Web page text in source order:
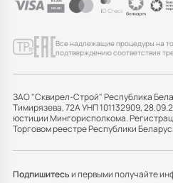
Все надлежащие процедуры на
подтверждению соответствия
ЗАО "Сквирел-Строй" Республика
Тимирязева, 72А УНП 101132909,
юстиции Мингорисполкома.
Торговом реестре Республики
Подпишитесьи первыми получайте